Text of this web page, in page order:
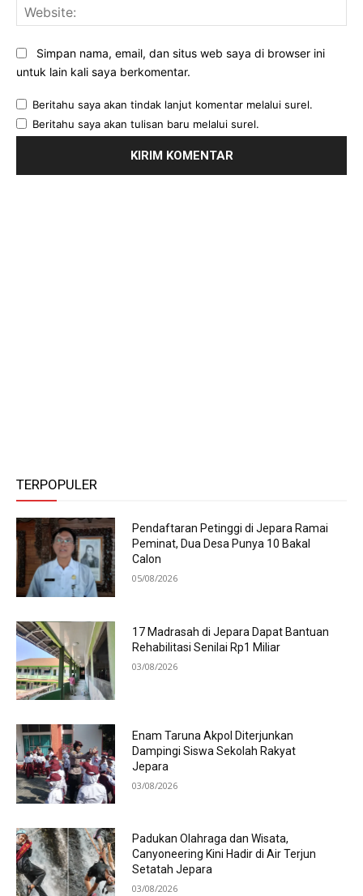
Simpan nama, email, dan situs web saya di browser ini
untuk lain kali saya berkomentar.
Beritahu saya akan tindak lanjut komentar melalui surel.
Beritahu saya akan tulisan baru melalui surel.
TERPOPULER
Pendaftaran Petinggi di Jepara Ramai
Peminat, Dua Desa Punya 10 Bakal
Calon
05/08/2026
17 Madrasah di Jepara Dapat Bantuan
Rehabilitasi Senilai Rp1 Miliar
03/08/2026
Enam Taruna Akpol Diterjunkan
Dampingi Siswa Sekolah Rakyat
Jepara
03/08/2026
Padukan Olahraga dan Wisata,
Canyoneering Kini Hadir di Air Terjun
Setatah Jepara
03/08/2026